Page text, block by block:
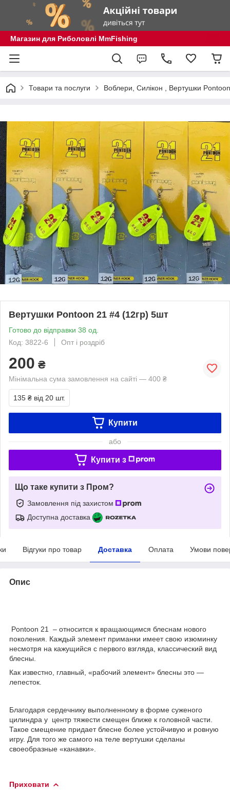
Магазин для Риболовлі MmFishing
Товари та послуги Воблери, Силікон , Вертушки
Вертушки Pontoon 21 #4 (12гр) 5шт
Готово до відправки 38 од.
Код: 3822-6
Опт і роздріб
200 ₴
Мінімальна сума замовлення на сайті — 400 ₴
135 ₴ від 20 шт.
Купити
або
Купити з
Що таке купити з Пром?
Замовлення під захистом
Доступна доставка
Відгуки про товар Доставка Оплата Умови
Опис
Pontoon 21 – относится к вращающимся блеснам нового
поколения. Каждый элемент приманки имеет свою изюминку
несмотря на кажущийся с первого взгляда, классический вид
блесны.
Как известно, главный, «рабочий элемент» блесны это —
лепесток.
Благодаря сердечнику выполненному в форме суженого
цилиндра у центр тяжести смещен ближе к головной части.
Такое смещение придает блесне более устойчивую и ровную
игру. Для того же самого на теле вертушки сделаны
своеобразные «канавки».
Приховати